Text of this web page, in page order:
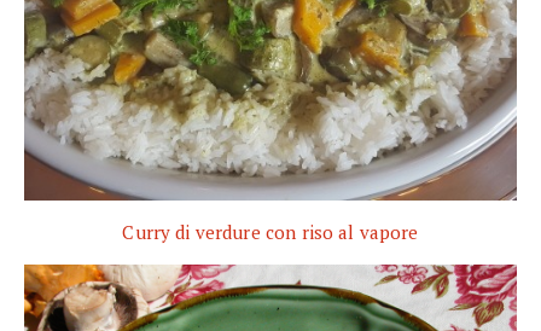
Curry di verdure con riso al vapore